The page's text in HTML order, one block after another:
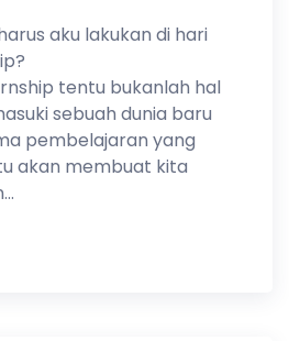
aku lakukan di hari
tentu bukanlah hal
sebuah dunia baru
pembelajaran yang
akan membuat kita